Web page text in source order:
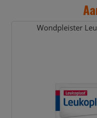
Wondpleister